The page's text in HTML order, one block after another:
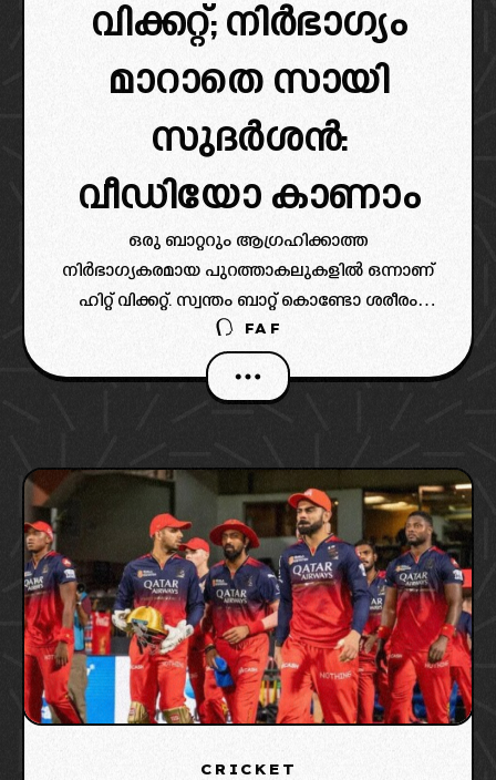
വിക്കറ്റ്; നിർഭാഗ്യം
മാറാതെ സായി
സുദർശൻ:
വീഡിയോ കാണാം
ഒരു ബാറ്ററും ആഗ്രഹിക്കാത്ത
നിർഭാഗ്യകരമായ പുറത്താകലുകളിൽ ഒന്നാണ്
ഹിറ്റ് വിക്കറ്റ്. സ്വന്തം ബാറ്റ് കൊണ്ടോ ശരീരം
കൊണ്ടോ വിക്കറ്റ് വീഴ്ത്തുന്ന ഈ രീതി
കരിയറിൽ ഒരിക്കൽ ഉണ്ടായാൽ പോലും അത്
വലിയ നിരാശയാണ് സമ്മാനിക്കുക. എന്നാൽ
FAF
CRICKET